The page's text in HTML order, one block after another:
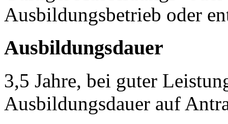
Ausbildungsbetrieb oder
Ausbildungsdauer
3,5 Jahre, bei guter
Ausbildungsdauer auf